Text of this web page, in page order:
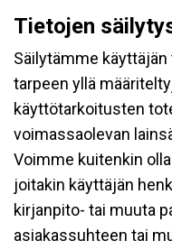
Tietojen
Säilytämme
tarpeen yllä
käyttötarkoitusten
voimassaolevan
Voimme kuitenkin
joitakin käyttäjän
kirjanpito- tai muuta
asiakassuhteen tai